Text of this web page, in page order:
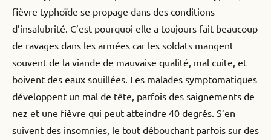
fièvre typhoïde se propage dans des conditions
d’insalubrité. C’est pourquoi elle a toujours fait beaucoup
de ravages dans les armées car les soldats mangent
souvent de la viande de mauvaise qualité, mal cuite, et
boivent des eaux souillées. Les malades symptomatiques
développent un mal de tête, parfois des saignements de
nez et une fièvre qui peut atteindre 40 degrés. S’en
suivent des insomnies, le tout débouchant parfois sur des